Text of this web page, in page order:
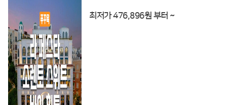
최저가 476,896원 부터 ~